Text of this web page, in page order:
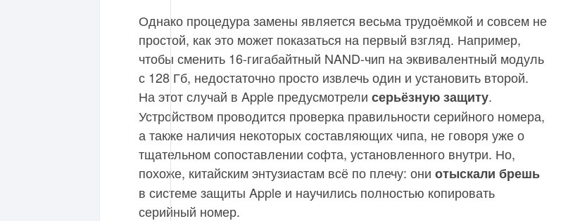
Однако процедура замены является весьма трудоёмкой и совсем не
простой, как это может показаться на первый взгляд. Например,
чтобы сменить 16-гигабайтный NAND-чип на эквивалентный модуль
с 128 Гб, недостаточно просто извлечь один и установить второй.
На этот случай в Apple предусмотрели серьёзную защиту.
Устройством проводится проверка правильности серийного номера,
а также наличия некоторых составляющих чипа, не говоря уже о
тщательном сопоставлении софта, установленного внутри. Но,
похоже, китайским энтузиастам всё по плечу: они отыскали брешь
в системе защиты Apple и научились полностью копировать
серийный номер.